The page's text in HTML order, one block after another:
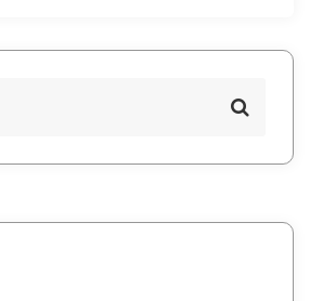
S
r